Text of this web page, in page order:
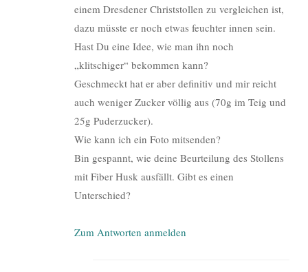
einem Dresdener Christstollen zu vergleichen ist,
dazu müsste er noch etwas feuchter innen sein.
Hast Du eine Idee, wie man ihn noch
„klitschiger“ bekommen kann?
Geschmeckt hat er aber definitiv und mir reicht
auch weniger Zucker völlig aus (70g im Teig und
25g Puderzucker).
Wie kann ich ein Foto mitsenden?
Bin gespannt, wie deine Beurteilung des Stollens
mit Fiber Husk ausfällt. Gibt es einen
Unterschied?
Zum Antworten anmelden